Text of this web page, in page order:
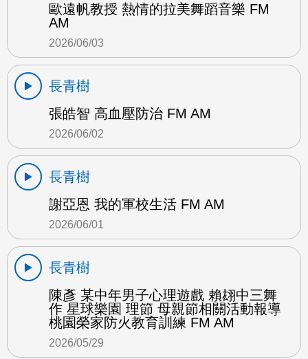
歐遠帆教授 熱情的拉美舞蹈音樂 FM
AM
2026/06/03
長青樹
張皓智 高血壓防治 FM AM
2026/06/02
長青樹
謝亞恩 我的軍校生活 FM AM
2026/06/01
長青樹
陳彥 某中年男子心理遊戲 賴翃中三舞
作 星球樂園 理節 母親節相關活動報導
桃園榮家防火教育訓練 FM AM
2026/05/29